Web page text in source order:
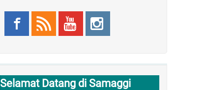
Selamat Datang di Samaggi